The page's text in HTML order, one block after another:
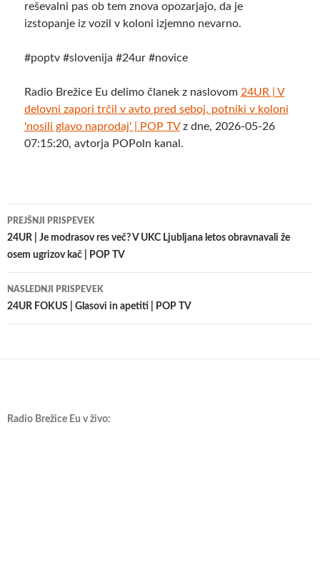
reševalni pas ob tem znova opozarjajo, da je
izstopanje iz vozil v koloni izjemno nevarno.
#poptv #slovenija #24ur #novice
Radio Brežice Eu delimo članek z naslovom 24UR | V
delovni zapori trčil v avto pred seboj, potniki v koloni
'nosili glavo naprodaj' | POP TVz dne, 2026-05-26
07:15:20, avtorja POPoln kanal.
Krmarjenje
po
prispevkih
PREJŠNJI PRISPEVEK
24UR | Je modrasov res več? V UKC Ljubljana letos obravnavali že
osem ugrizov kač | POP TV
NASLEDNJI PRISPEVEK
24UR FOKUS | Glasovi in apetiti | POP TV
Radio Brežice Eu v živo: